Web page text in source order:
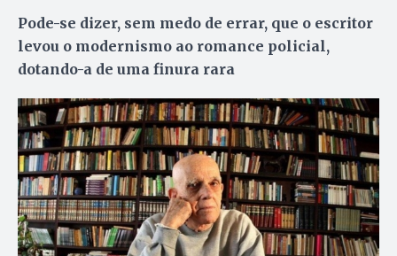
Pode-se dizer, sem medo de errar, que o escritor
levou o modernismo ao romance policial,
dotando-a de uma finura rara